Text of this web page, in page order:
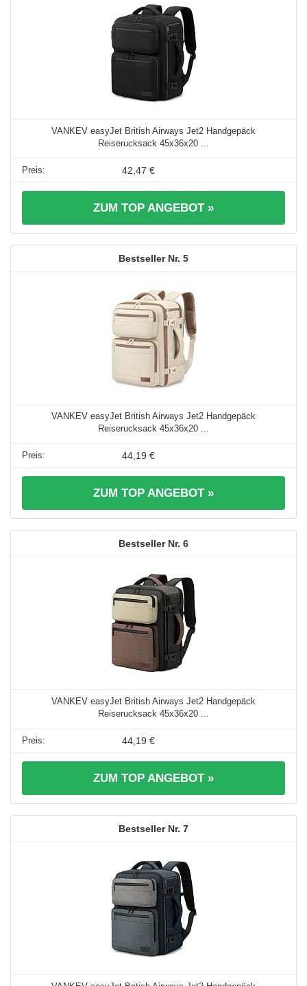
VANKEV easyJet British Airways Jet2 Handgepäck
Reiserucksack 45x36x20 ...
42,47 €
ZUM TOP ANGEBOT »
5
VANKEV easyJet British Airways Jet2 Handgepäck
Reiserucksack 45x36x20 ...
44,19 €
ZUM TOP ANGEBOT »
6
VANKEV easyJet British Airways Jet2 Handgepäck
Reiserucksack 45x36x20 ...
44,19 €
ZUM TOP ANGEBOT »
7